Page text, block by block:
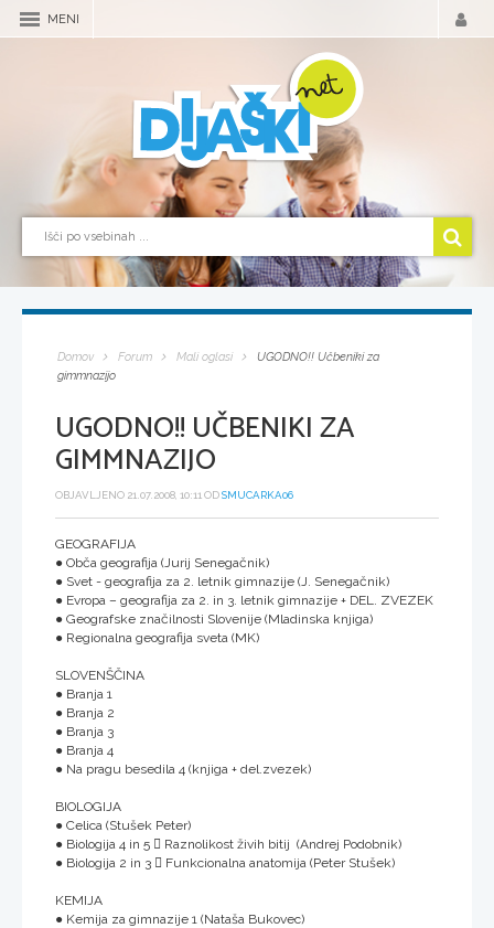
MENI
Domov Forum Mali oglasi
UGODNO!! Učbeniki za
gimmnazijo
UGODNO!! UČBENIKI ZA
GIMMNAZIJO
OBJAVLJENO 21.07.2008, 10:11 ODSMUCARKA06
GEOGRAFIJA
● Obča geografija (Jurij Senegačnik)
● Svet - geografija za 2. letnik gimnazije (J. Senegačnik)
● Evropa – geografija za 2. in 3. letnik gimnazije + DEL. ZVEZEK
● Geografske značilnosti Slovenije (Mladinska knjiga)
● Regionalna geografija sveta (MK)
SLOVENŠČINA
● Branja 1
● Branja 2
● Branja 3
● Branja 4
● Na pragu besedila 4 (knjiga + del.zvezek)
BIOLOGIJA
● Celica (Stušek Peter)
● Biologija 4 in 5  Raznolikost živih bitij (Andrej Podobnik)
● Biologija 2 in 3  Funkcionalna anatomija (Peter Stušek)
KEMIJA
● Kemija za gimnazije 1 (Nataša Bukovec)